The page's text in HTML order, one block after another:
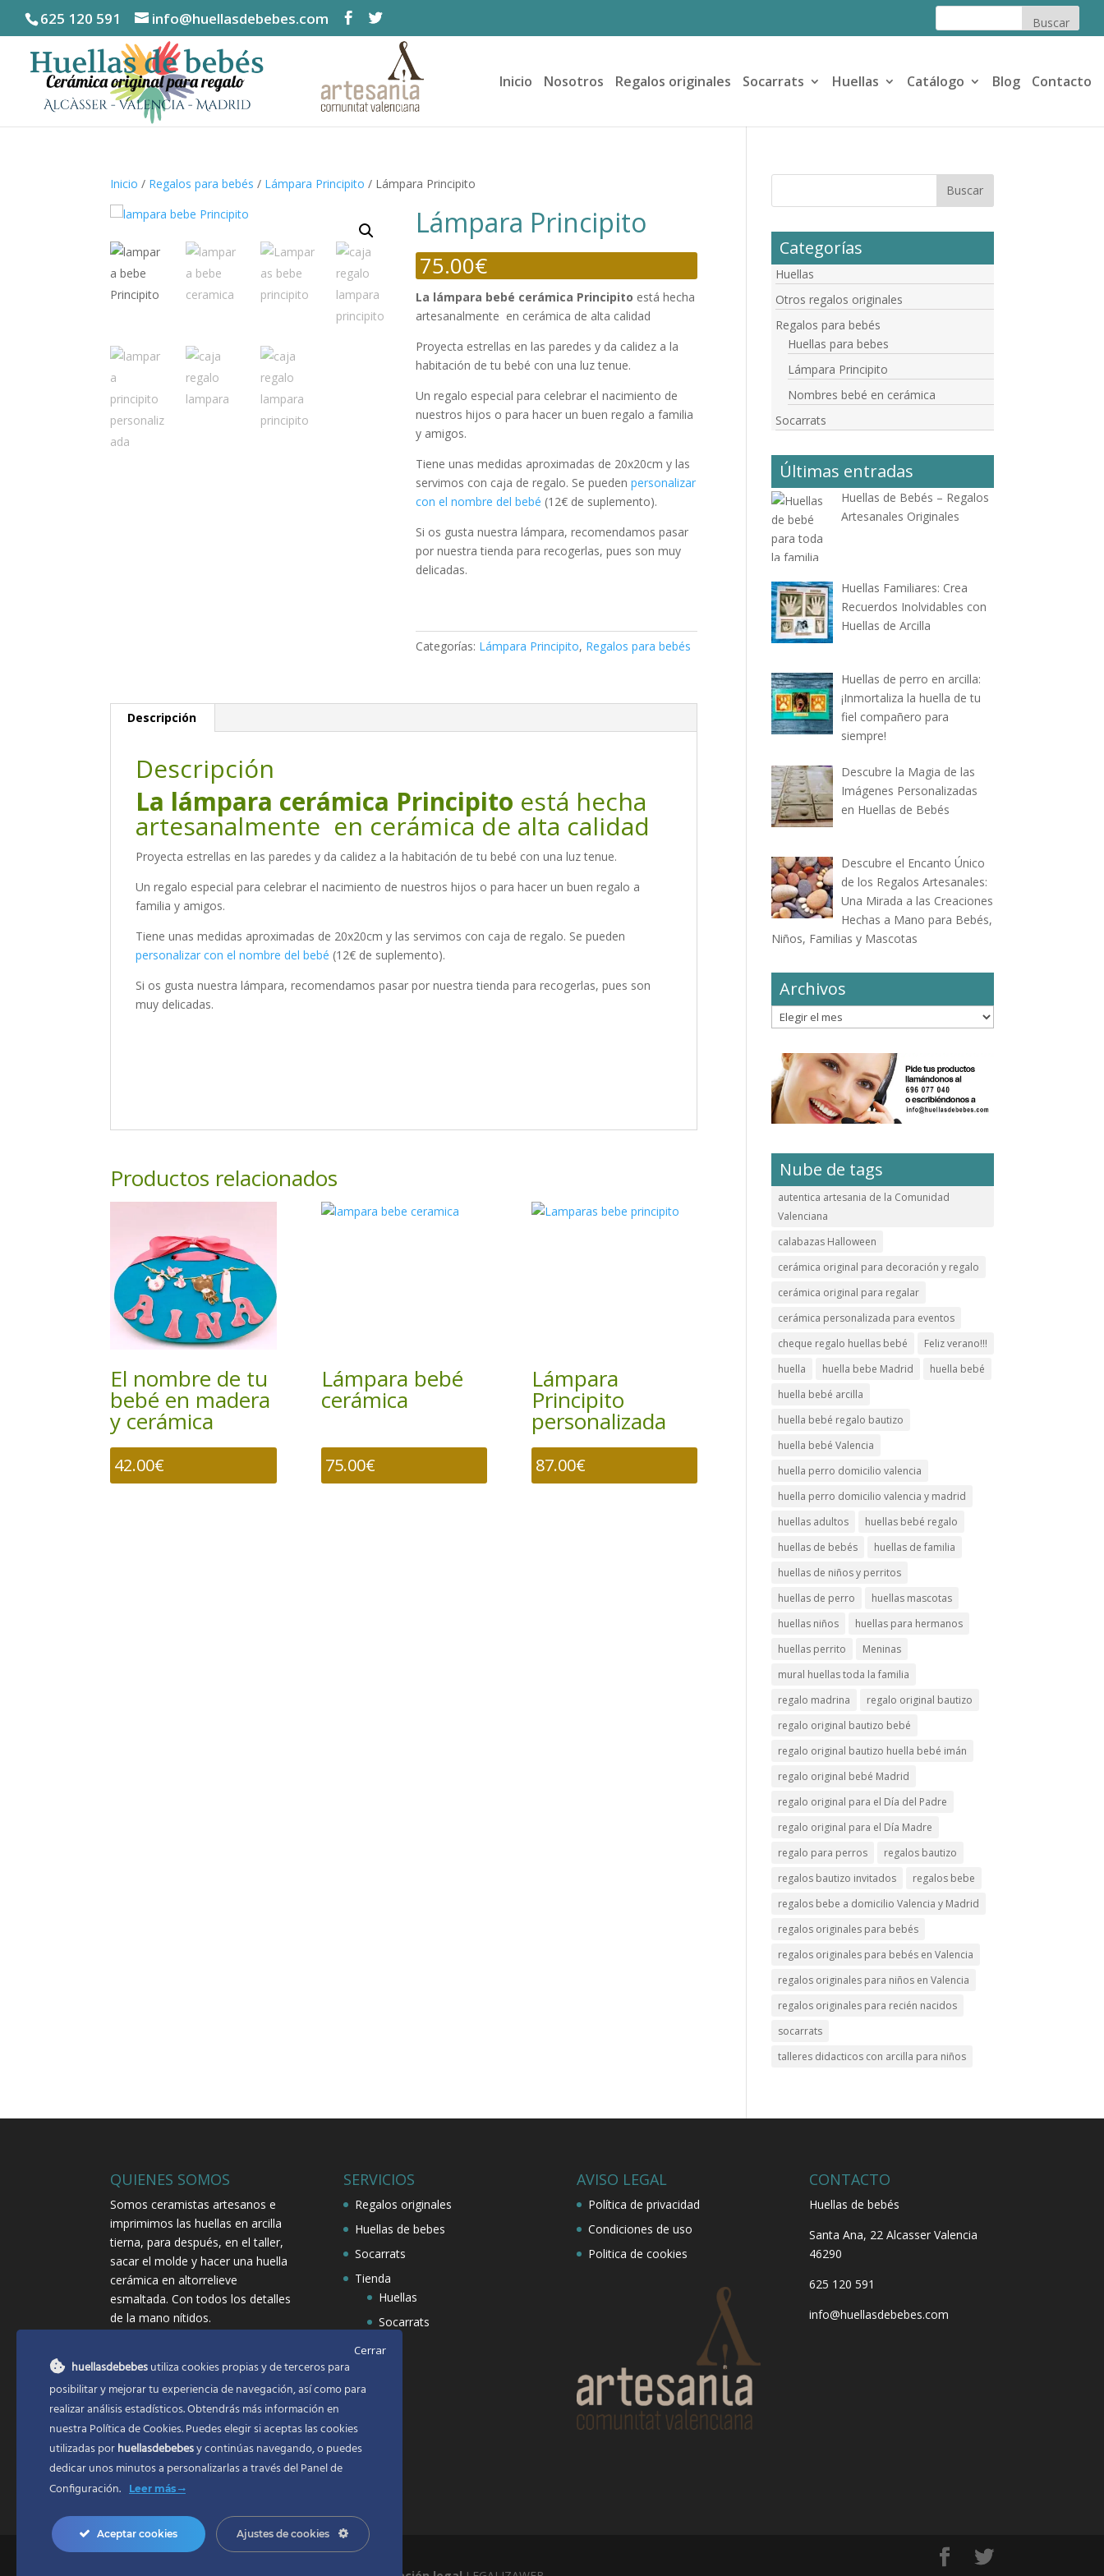
625 120 591 info@huellasdebebes.com
Inicio Nosotros Regalos originales Socarrats Huellas Catálogo Blog Contacto
Inicio / Regalos para bebés / Lámpara Principito / Lámpara Principito
Lámpara Principito
75.00€
La lámpara bebé cerámica Principito está hecha
artesanalmente en cerámica de alta calidad
Proyecta estrellas en las paredes y da calidez a la
habitación de tu bebé con una luz tenue.
Un regalo especial para celebrar el nacimiento de
nuestros hijos o para hacer un buen regalo a familia
y amigos.
Tiene unas medidas aproximadas de 20x20cm y las
servimos con caja de regalo. Se puedenpersonalizar
con el nombre del bebé (12€ de suplemento).
Si os gusta nuestra lámpara, recomendamos pasar
por nuestra tienda para recogerlas, pues son muy
delicadas.
Categorías: Lámpara Principito, Regalos para bebés
Descripción
Descripción
La lámpara cerámica Principito está hecha
artesanalmente en cerámica de alta calidad
Proyecta estrellas en las paredes y da calidez a la habitación de tu bebé con una luz tenue.
Un regalo especial para celebrar el nacimiento de nuestros hijos o para hacer un buen regalo a
familia y amigos.
Tiene unas medidas aproximadas de 20x20cm y las servimos con caja de regalo. Se pueden
personalizar con el nombre del bebé (12€ de suplemento).
Si os gusta nuestra lámpara, recomendamos pasar por nuestra tienda para recogerlas, pues son
muy delicadas.
Productos relacionados
El nombre de tu
bebé en madera
y cerámica
42.00€
Lámpara bebé
cerámica
75.00€
Lámpara
Principito
personalizada
87.00€
Categorías
Huellas
Otros regalos originales
Regalos para bebés
Huellas para bebes
Lámpara Principito
Nombres bebé en cerámica
Socarrats
Últimas entradas
Huellas de Bebés – Regalos
Artesanales Originales
Huellas Familiares: Crea
Recuerdos Inolvidables con
Huellas de Arcilla
Huellas de perro en arcilla:
¡Inmortaliza la huella de tu
fiel compañero para
siempre!
Descubre la Magia de las
Imágenes Personalizadas
en Huellas de Bebés
Descubre el Encanto Único
de los Regalos Artesanales:
Una Mirada a las Creaciones
Hechas a Mano para Bebés,
Niños, Familias y Mascotas
Archivos
Archivos
Nube de tags
autentica artesania de la Comunidad
Valenciana
calabazas Halloween
cerámica original para decoración y regalo
cerámica original para regalar
cerámica personalizada para eventos
cheque regalo huellas bebé
Feliz verano!!!
huella
huella bebe Madrid
huella bebé
huella bebé arcilla
huella bebé regalo bautizo
huella bebé Valencia
huella perro domicilio valencia
huella perro domicilio valencia y madrid
huellas adultos
huellas bebé regalo
huellas de bebés
huellas de familia
huellas de niños y perritos
huellas de perro
huellas mascotas
huellas niños
huellas para hermanos
huellas perrito
Meninas
mural huellas toda la familia
regalo madrina
regalo original bautizo
regalo original bautizo bebé
regalo original bautizo huella bebé imán
regalo original bebé Madrid
regalo original para el Día del Padre
regalo original para el Día Madre
regalo para perros
regalos bautizo
regalos bautizo invitados
regalos bebe
regalos bebe a domicilio Valencia y Madrid
regalos originales para bebés
regalos originales para bebés en Valencia
regalos originales para niños en Valencia
regalos originales para recién nacidos
socarrats
talleres didacticos con arcilla para niños
QUIENES SOMOS
Somos ceramistas artesanos e
imprimimos las huellas en arcilla
tierna, para después, en el taller,
sacar el molde y hacer una huella
cerámica en altorrelieve
esmaltada. Con todos los detalles
de la mano nítidos.
SERVICIOS
Regalos originales
Huellas de bebes
Socarrats
Tienda
Huellas
Socarrats
AVISO LEGAL
Política de privacidad
Condiciones de uso
Politica de cookies
CONTACTO
Huellas de bebés
Santa Ana, 22Alcasser Valencia
46290
625 120 591
info@huellasdebebes.com
Copyright 2017 | Todos los derechos reservados
Cerrar
huellasdebebesutiliza cookies propias y de terceros para
posibilitar y mejorar tu experiencia de navegación, así como para
realizar análisis estadísticos. Obtendrás más información en
nuestra Política de Cookies. Puedes elegir si aceptas las cookies
utilizadas porhuellasdebebesy continúas navegando, o puedes
dedicar unos minutos a personalizarlas a través delPanel de
Configuración.
Leer más
Aceptar cookies Ajustes de cookies